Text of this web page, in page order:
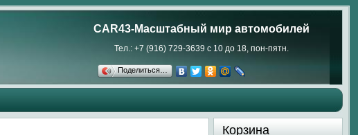
CAR43-Масштабный мир автомобилей
Тел.: +7 (916) 729-3639 с 10 до 18, пон-пятн.
Поделиться…
Корзина